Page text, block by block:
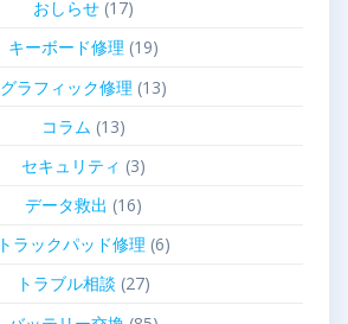
おしらせ(17)
キーボード修理 (19)
グラフィック修理 (13)
コラム (13)
セキュリティ (3)
データ救出 (16)
トラックパッド修理 (6)
トラブル相談 (27)